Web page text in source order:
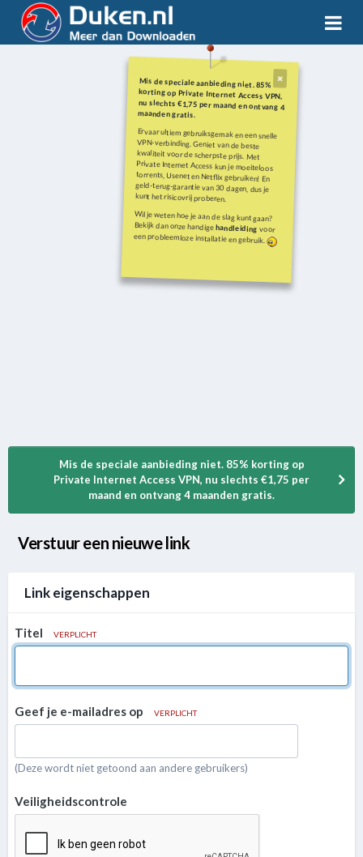
Mis de speciale aanbieding niet. 85%
korting op Private Internet Access VPN,
nu slechts €1,75 per maand en ontvang 4
maanden gratis.
Ervaar ultiem gebruiksgemak en een snelle
VPN-verbinding. Geniet van de beste
kwaliteit voor de scherpste prijs. Met
Private Internet Access kun je moeiteloos
torrents, Usenet en Netflix gebruiken! En
geld-terug-garantie van 30 dagen, dus je
kunt het risicovrij proberen.
Wil je weten hoe je aan de slag kunt gaan?
Bekijk dan onze handigehandleiding voor
een probleemloze installatie en gebruik.
Mis de speciale aanbieding niet. 85% korting op
Private Internet Access VPN, nu slechts €1,75 per
maand en ontvang 4 maanden gratis.
Verstuur een nieuwe link
Link eigenschappen
Titel VERPLICHT
Geef je e-mailadres op VERPLICHT
(Deze wordt niet getoond aan andere gebruikers)
Veiligheidscontrole